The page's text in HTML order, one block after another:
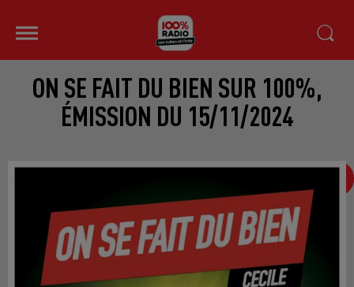
ON SE FAIT DU BIEN SUR 100%,
ÉMISSION DU 15/11/2024